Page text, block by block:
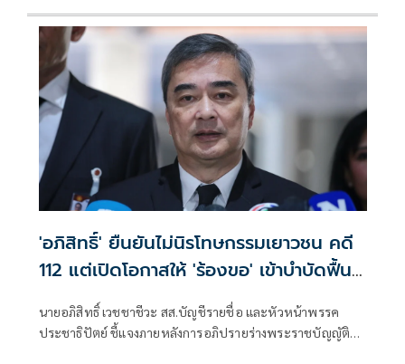
'อภิสิทธิ์' ยืนยันไม่นิรโทษกรรมเยาวชน คดี
112 แต่เปิดโอกาสให้ 'ร้องขอ' เข้าบำบัดฟื้นฟู
สร้างสัมพันธ์อันดีกับสถาบัน
นายอภิสิทธิ์ เวชชาชีวะ สส.บัญชีรายชื่อ และหัวหน้าพรรค
ประชาธิปัตย์ ชี้แจงภายหลังการอภิปรายร่างพระราชบัญญัติ